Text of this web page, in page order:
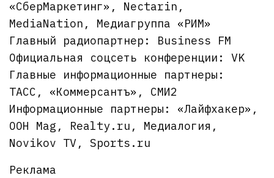
«СберМаркетинг», Nectarin,
MediaNation, Медиагруппа «РИМ»
Главный радиопартнер: Business FM
Официальная соцсеть конференции: VK
Главные информационные партнеры:
ТАСС, «Коммерсантъ», СМИ2
Информационные партнеры: «Лайфхакер»,
OOH Mag, Realty.ru, Медиалогия,
Novikov TV, Sports.ru
Реклама